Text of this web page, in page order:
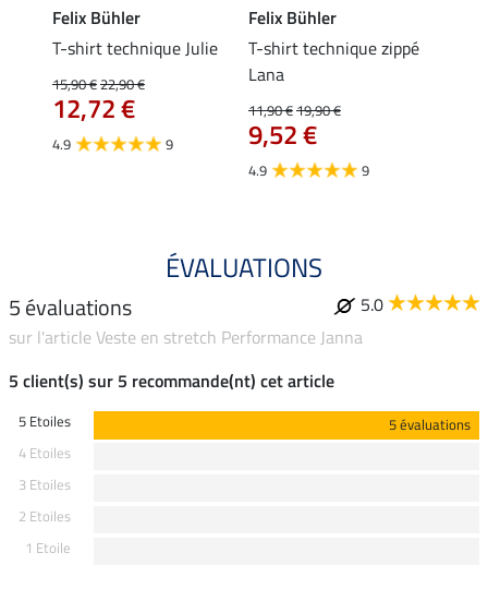
Felix Bühler
T-shirt technique Julie
15,90 €22,90 €
12,72 €
4.9 9
Felix Bühler
T-shirt technique zippé
Lana
11,90 €19,90 €
9,52 €
4.9 9
ÉVALUATIONS
5 évaluations
5.0
sur l'article Veste en stretch Performance Janna
5 client(s) sur 5 recommande(nt) cet article
5 Etoiles
5 évaluations
4 Etoiles
3 Etoiles
2 Etoiles
1 Etoile